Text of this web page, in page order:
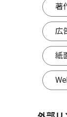
著
広
紙